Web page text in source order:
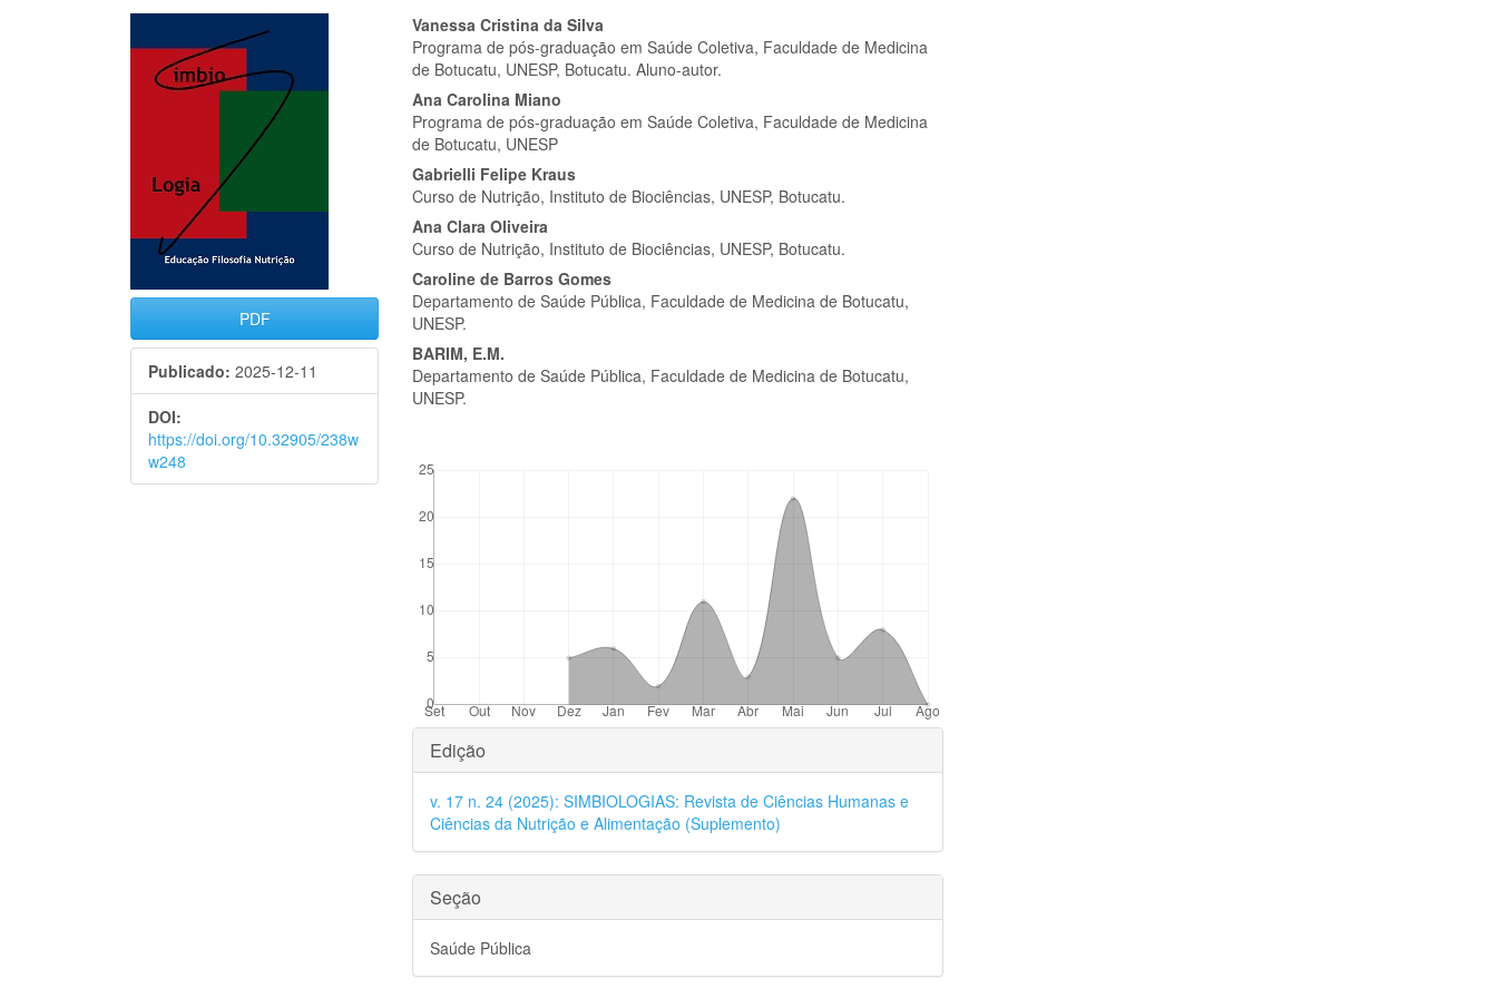
lateral
PDF
Publicado: 2025-12-11
DOI:
https://doi.org/10.32905/238w
w248
Conteúdo
do
artigo
principal
Vanessa Cristina da Silva
Programa de pós-graduação em Saúde Coletiva, Faculdade de Medicina
de Botucatu, UNESP, Botucatu. Aluno-autor.
Ana Carolina Miano
Programa de pós-graduação em Saúde Coletiva, Faculdade de Medicina
de Botucatu, UNESP
Gabrielli Felipe Kraus
Curso de Nutrição, Instituto de Biociências, UNESP, Botucatu.
Ana Clara Oliveira
Curso de Nutrição, Instituto de Biociências, UNESP, Botucatu.
Caroline de Barros Gomes
Departamento de Saúde Pública, Faculdade de Medicina de Botucatu,
UNESP.
BARIM, E.M.
Departamento de Saúde Pública, Faculdade de Medicina de Botucatu,
UNESP.
Detalhes
do
artigo
Edição
v. 17 n. 24 (2025): SIMBIOLOGIAS: Revista de Ciências Humanas e
Ciências da Nutrição e Alimentação (Suplemento)
Seção
Saúde Pública